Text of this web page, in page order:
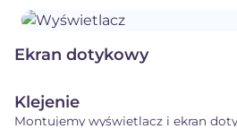
Ekran dotykowy
Klejenie
Montujemy wyświetlacz i ekran